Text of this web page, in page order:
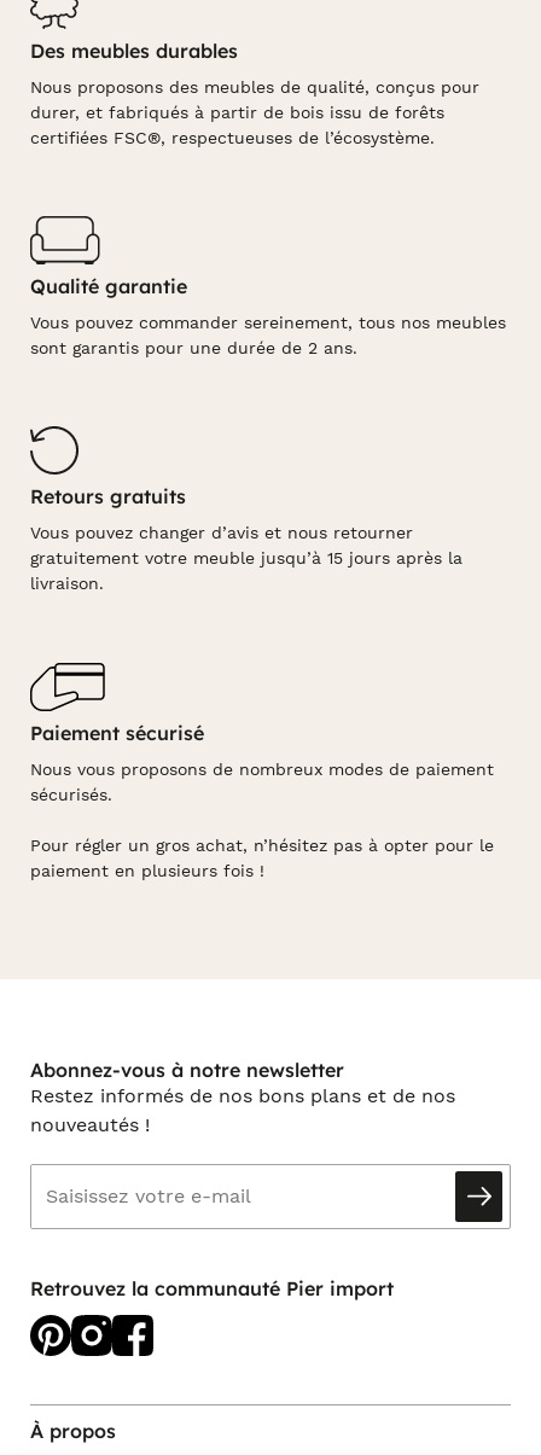
Des meubles durables
Nous proposons des meubles de qualité, conçus pour
durer, et fabriqués à partir de bois issu de forêts
certifiées FSC®, respectueuses de l’écosystème.
Qualité garantie
Vous pouvez commander sereinement, tous nos meubles
sont garantis pour une durée de 2 ans.
Retours gratuits
Vous pouvez changer d’avis et nous retourner
gratuitement votre meuble jusqu’à 15 jours après la
livraison.
Paiement sécurisé
Nous vous proposons de nombreux modes de paiement
sécurisés.
Pour régler un gros achat, n’hésitez pas à opter pour le
paiement en plusieurs fois !
Abonnez-vous à notre newsletter
Restez informés de nos bons plans et de nos
nouveautés !
Retrouvez la communauté Pier import
À propos